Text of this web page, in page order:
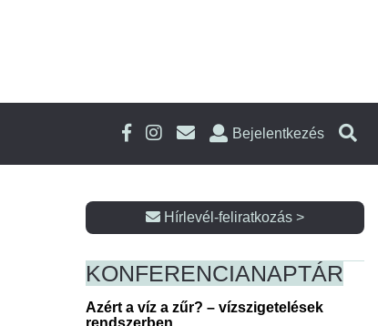
Bejelentkezés
Hírlevél-feliratkozás >
KONFERENCIANAPTÁR
Azért a víz a zűr? – vízszigetelések
rendszerben